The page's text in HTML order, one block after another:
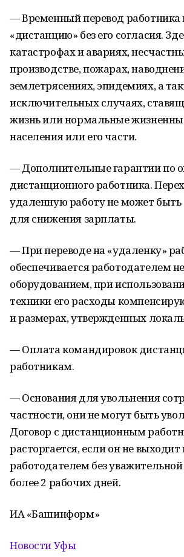
— Временный перевод работника
«дистанцию» без его согласия.
катастрофах и авариях,
производстве, пожарах,
землетрясениях, эпидемиях, а
исключительных случаях,
жизнь или нормальные
населения или его части.
— Дополнительные гарантии по
дистанционного работника.
удаленную работу не может быть
для снижения зарплаты.
— При переводе на «удаленку»
обеспечивается работодателем
оборудованием, при
техники его расходы
и размерах, утвержденных
— Оплата командировок
работникам.
— Основания для увольнения
частности, они не могут быть
Договор с дистанционным
расторгается, если он не выходит
работодателем без
более 2 рабочих дней.
ИА «Башинформ»
Новости Уфы